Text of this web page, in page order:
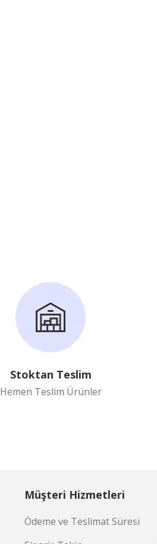
Stoktan Teslim
Hemen Teslim Ürünler
Müşteri Hizmetleri
Ödeme ve Teslimat Süresi